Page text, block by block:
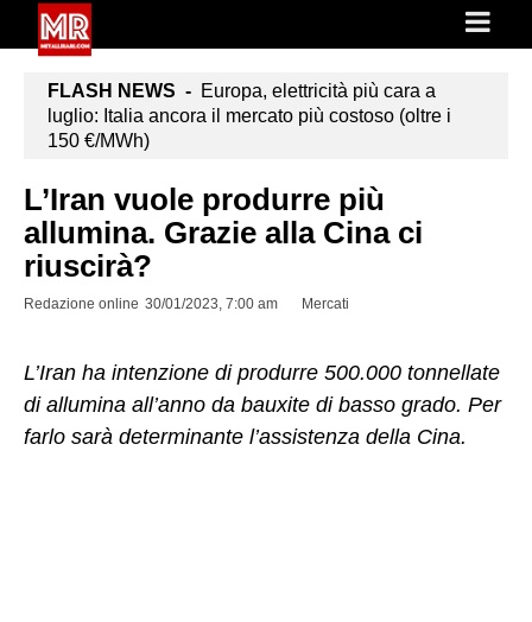
FLASH NEWS - Europa, elettricità più cara a
luglio: Italia ancora il mercato più costoso (oltre i
150 €/MWh)
L’Iran vuole produrre più
allumina. Grazie alla Cina ci
riuscirà?
Redazione online 30/01/2023, 7:00 am Mercati
L’Iran ha intenzione di produrre 500.000 tonnellate
di allumina all’anno da bauxite di basso grado. Per
farlo sarà determinante l’assistenza della Cina.